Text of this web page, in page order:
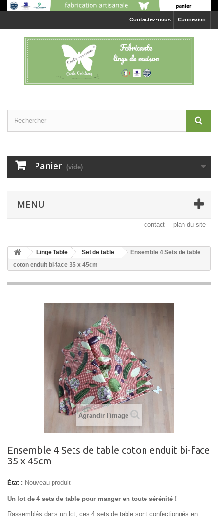
Connexion
Contactez-nous
Panier (vide)
MENU
contact plan du site
Linge Table Set de table
Ensemble 4 Sets de table
coton enduit bi-face 35 x 45cm
Agrandir l'image
Ensemble 4 Sets de table coton enduit bi-face
35 x 45cm
État : Nouveau produit
Un lot de 4 sets de table pour manger en toute sérénité !
Rassemblés dans un lot, ces 4 sets de table sont confectionnés en